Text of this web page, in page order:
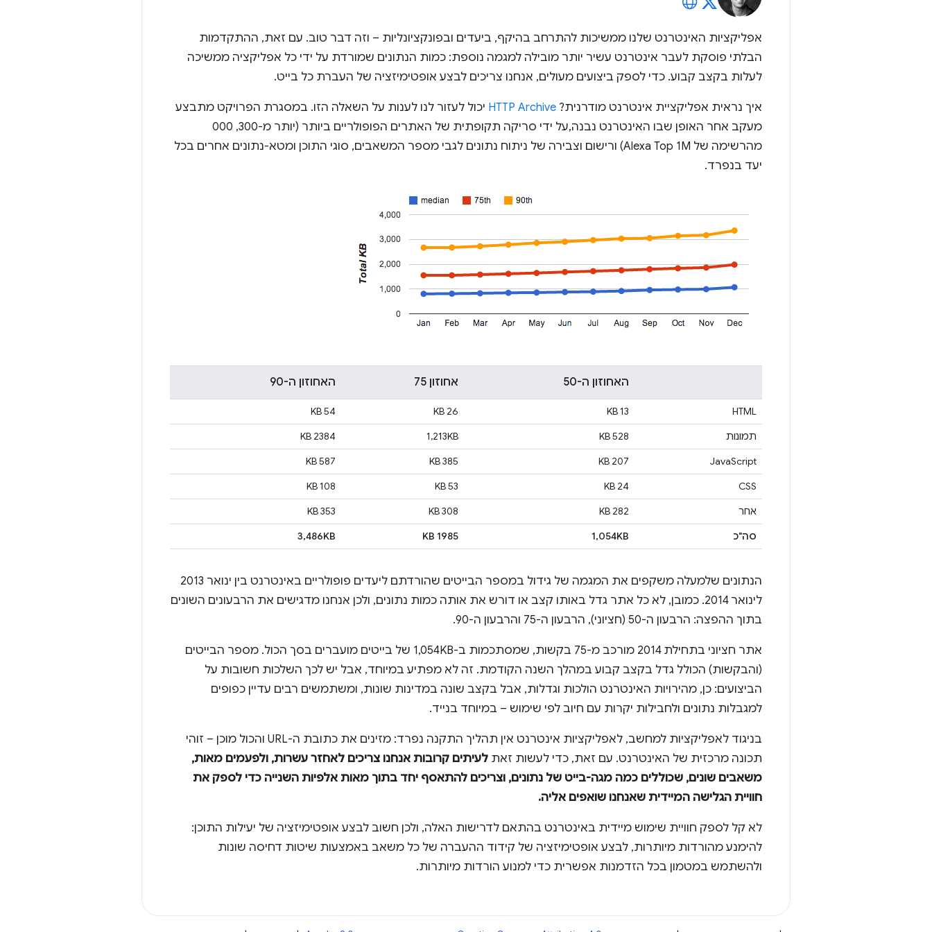
אפליקציות האינטרנט שלנו ממשיכות להתרחב בהיקף, ביעדים ובפונקציונליות – וזה דבר טוב. עם זאת, ההתקדמות
הבלתי פוסקת לעבר אינטרנט עשיר יותר מובילה למגמה נוספת: כמות הנתונים שמורדת על ידי כל אפליקציה ממשיכה
לעלות בקצב קבוע. כדי לספק ביצועים מעולים, אנחנו צריכים לבצע אופטימיזציה של העברת כל בייט.
איך נראית אפליקציית אינטרנט מודרנית? HTTP Archive יכול לעזור לנו לענות על השאלה הזו. במסגרת הפרויקט מתבצע
מעקב אחר האופן שבו האינטרנט נבנה,על ידי סריקה תקופתית של האתרים הפופולריים ביותר (יותר מ-300, 000
מהרשימה של Alexa Top 1M) ורישום וצבירה של ניתוח נתונים לגבי מספר המשאבים, סוגי התוכן ומטא-נתונים אחרים בכל
יעד בנפרד.
האחוזון ה-50 אחוזון 75 האחוזון ה-90
HTML
13 KB
26 KB
54 KB
תמונות
528 KB
1,213KB
2384 KB
JavaScript
207 KB
385 KB
587 KB
CSS
24 KB
53 KB
108 KB
אחר
282 KB
308 KB
353 KB
סה"כ
1,054KB
1985 KB
3,486KB
הנתונים שלמעלה משקפים את המגמה של גידול במספר הבייטים שהורדתם ליעדים פופולריים באינטרנט בין ינואר 2013
לינואר 2014. כמובן, לא כל אתר גדל באותו קצב או דורש את אותה כמות נתונים, ולכן אנחנו מדגישים את הרבעונים השונים
בתוך ההפצה: הרבעון ה-50 (חציוני), הרבעון ה-75 והרבעון ה-90.
אתר חציוני בתחילת 2014 מורכב מ-75 בקשות, שמסתכמות ב-1,054KB של בייטים מועברים בסך הכול. מספר הבייטים
(והבקשות) הכולל גדל בקצב קבוע במהלך השנה הקודמת. זה לא מפתיע במיוחד, אבל יש לכך השלכות חשובות על
הביצועים: כן, מהירויות האינטרנט הולכות וגדלות, אבל בקצב שונה במדינות שונות, ומשתמשים רבים עדיין כפופים
למגבלות נתונים ולחבילות יקרות עם חיוב לפי שימוש – במיוחד בנייד.
בניגוד לאפליקציות למחשב, לאפליקציות אינטרנט אין תהליך התקנה נפרד: מזינים את כתובת ה-URL והכול מוכן – זוהי
תכונה מרכזית של האינטרנט. עם זאת, כדי לעשות זאת לעיתים קרובות אנחנו צריכים לאחזר עשרות, ולפעמים מאות,
משאבים שונים, שכוללים כמה מגה-בייט של נתונים, וצריכים להתאסף יחד בתוך מאות אלפיות השנייה כדי לספק את
חוויית הגלישה המיידית שאנחנו שואפים אליה.
לא קל לספק חוויית שימוש מיידית באינטרנט בהתאם לדרישות האלה, ולכן חשוב לבצע אופטימיזציה של יעילות התוכן:
להימנע מהורדות מיותרות, לבצע אופטימיזציה של קידוד ההעברה של כל משאב באמצעות שיטות דחיסה שונות
ולהשתמש במטמון בכל הזדמנות אפשרית כדי למנוע הורדות מיותרות.